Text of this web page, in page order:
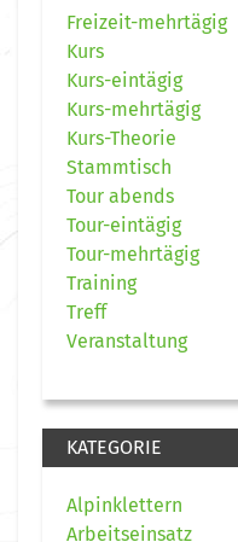
Freizeit-mehrtägig
Kurs
Kurs-eintägig
Kurs-mehrtägig
Kurs-Theorie
Stammtisch
Tour abends
Tour-eintägig
Tour-mehrtägig
Training
Treff
Veranstaltung
KATEGORIE
Alpinklettern
Arbeitseinsatz